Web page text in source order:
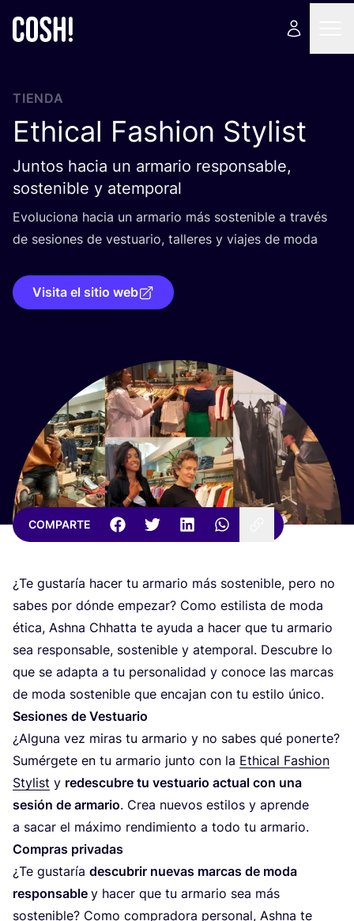
TIENDA
Ethical Fashion Stylist
Juntos hacia un armario responsable,
sostenible y atemporal
Evo­lu­cio­na hacia un arma­rio más sos­te­ni­ble a tra­vés
de sesio­nes de ves­tua­rio, talle­res y via­jes de moda
Visita el sitio web
COMPARTE
¿Te gus­ta­ría hacer tu arma­rio más sos­te­ni­ble, pero no
sabes por dón­de empe­zar? Como esti­lis­ta de moda
éti­ca, Ash­na Chhat­ta te ayu­da a hacer que tu arma­rio
sea res­pon­sa­ble, sos­te­ni­ble y atem­po­ral. Des­cu­bre lo
que se adap­ta a tu per­so­na­li­dad y cono­ce las mar­cas
de moda sos­te­ni­ble que enca­jan con tu esti­lo único.
Sesio­nes de Vestuario
¿Algu­na vez miras tu arma­rio y no sabes qué poner­te?
Sumér­ge­te en tu arma­rio jun­to con la Ethi­cal Fashion
Sty­list y redes­cu­bre tu ves­tua­rio actual con una
sesión de arma­rio. Crea nue­vos esti­los y apren­de
a sacar el máxi­mo ren­di­mien­to a todo tu armario.
Com­pras privadas
¿Te gus­ta­ría des­cu­brir nue­vas mar­cas de moda
res­pon­sa­ble y hacer que tu arma­rio sea más
sos­te­ni­ble? Como com­pra­do­ra per­so­nal, Ash­na te